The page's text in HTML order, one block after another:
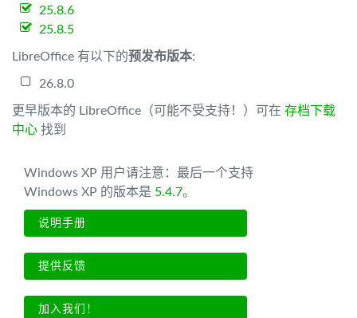
25.8.6
25.8.5
LibreOffice 有以下的预发布版本:
26.8.0
更早版本的 LibreOffice（可能不受支持！）可在 存档下载
中心 找到
Windows XP 用户请注意：最后一个支持
Windows XP 的版本是 5.4.7。
说明手册
提供反馈
加入我们！